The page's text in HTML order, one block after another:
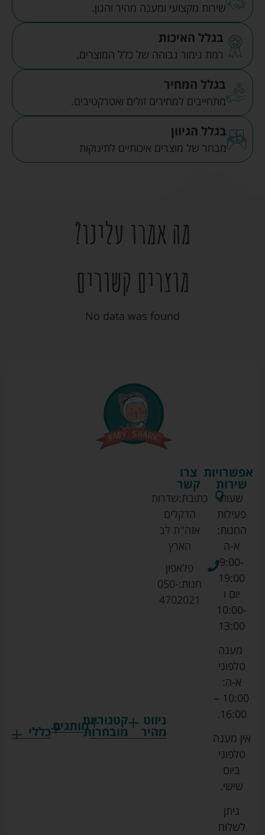
שירות מקצועי ומענה מהיר והגון.
בגלל האיכות
רמת גימור גבוהה של כלל המוצרים.
בגלל המחיר
מתחייבים למחירים זולים ואטרקטיבים.
בגלל הגיוון
מבחר של מוצרים איכותיים לתינוקות
מה אמרו עלינו?
מוצרים קשורים
No data was found
ניווט
מהיר
קטגוריות
מובחרותמותגים
גרקו
כללי
צרו
קשר
כתובת:שדרות
הדקלים
אזה''ת לב
הארץ
פלאפון
חנות:050-
4702021
אפשרויות
שירות
שעות
פעילות
החנות:
א-ה
9:00-
19:00
יום ו
10:00-
13:00
מענה
טלפוני
א-ה:
10:00 –
16:00.
אין מענה
טלפוני
ביום
שישי.
ניתן
לשלוח